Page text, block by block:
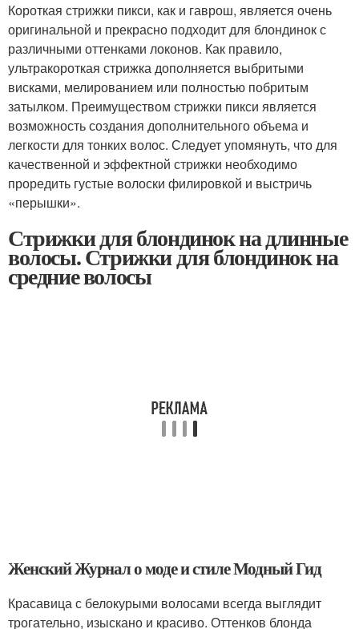
Короткая стрижки пикси, как и гаврош, является очень
оригинальной и прекрасно подходит для блондинок с
различными оттенками локонов. Как правило,
ультракороткая стрижка дополняется выбритыми
висками, мелированием или полностью побритым
затылком. Преимуществом стрижки пикси является
возможность создания дополнительного объема и
легкости для тонких волос. Следует упомянуть, что для
качественной и эффектной стрижки необходимо
проредить густые волоски филировкой и выстричь
«перышки».
Стрижки для блондинок на длинные
волосы. Стрижки для блондинок на
средние волосы
Женский Журнал о моде и стиле Модный Гид
Красавица с белокурыми волосами всегда выглядит
трогательно, изыскано и красиво. Оттенков блонда